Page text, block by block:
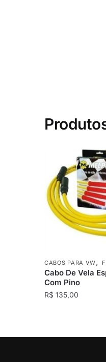
CABOS PARA VW,
Cabo De Vela
Com Pino
R$ 135,00